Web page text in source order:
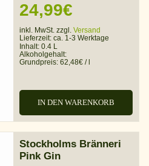
24,99€
inkl. MwSt. zzgl. Versand
Lieferzeit: ca. 1-3 Werktage
Inhalt: 0.4 L
Alkoholgehalt:
Grundpreis: 62,48€ /
IN DEN WARENKORB
Stockholms Bränneri
Pink Gin